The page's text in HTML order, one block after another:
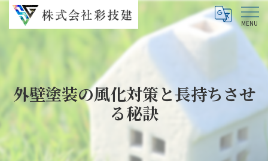
外壁塗装の風化対策と長持ちさせ
る秘訣